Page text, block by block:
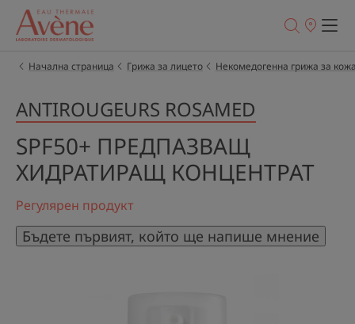
Точки
Начална страница
Грижа за лицето Некомедогенна грижа за
ANTIROUGEURS ROSAMED
SPF50+ ПРЕДПАЗВАЩ
ХИДРАТИРАЩ КОНЦЕНТРАТ
Регулярен продукт
Бъдете първият, който ще напише мнение